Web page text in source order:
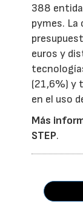
388
pymes.
euros y
(21,6%) y
en el uso
Más
STEP.